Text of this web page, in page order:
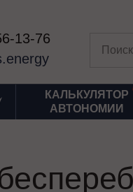
13-76
КАЛЬКУЛЯТОР
АВТОНОМИИ